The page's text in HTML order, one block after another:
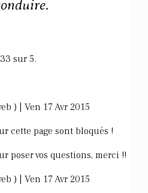
sur 5.
) | Ven 17 Avr 2015
cette page sont bloqués !
poser vos questions, merci !!
) | Ven 17 Avr 2015